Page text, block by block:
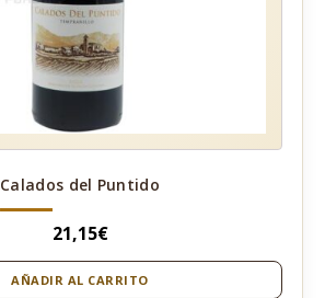
Calados del Puntido
21,15€
AÑADIR AL CARRITO